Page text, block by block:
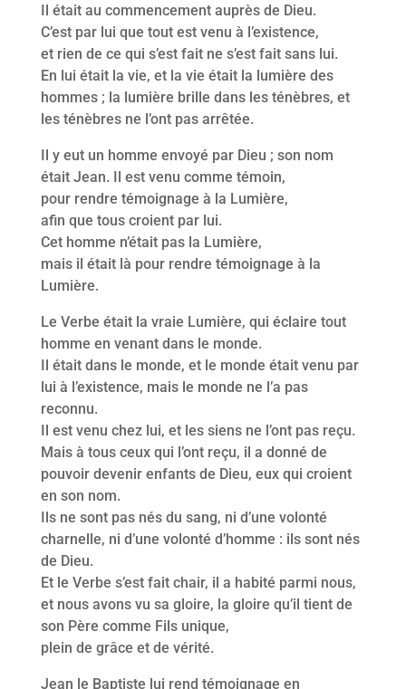
Il était au commencement auprès de Dieu.
C’est par lui que tout est venu à l’existence,
et rien de ce qui s’est fait ne s’est fait sans lui.
En lui était la vie, et la vie était la lumière des
hommes ; la lumière brille dans les ténèbres, et
les ténèbres ne l’ont pas arrêtée.
Il y eut un homme envoyé par Dieu ; son nom
était Jean. Il est venu comme témoin,
pour rendre témoignage à la Lumière,
afin que tous croient par lui.
Cet homme n’était pas la Lumière,
mais il était là pour rendre témoignage à la
Lumière.
Le Verbe était la vraie Lumière, qui éclaire tout
homme en venant dans le monde.
Il était dans le monde, et le monde était venu par
lui à l’existence, mais le monde ne l’a pas
reconnu.
Il est venu chez lui, et les siens ne l’ont pas reçu.
Mais à tous ceux qui l’ont reçu, il a donné de
pouvoir devenir enfants de Dieu, eux qui croient
en son nom.
Ils ne sont pas nés du sang, ni d’une volonté
charnelle, ni d’une volonté d’homme : ils sont nés
de Dieu.
Et le Verbe s’est fait chair, il a habité parmi nous,
et nous avons vu sa gloire, la gloire qu’il tient de
son Père comme Fils unique,
plein de grâce et de vérité.
Jean le Baptiste lui rend témoignage en